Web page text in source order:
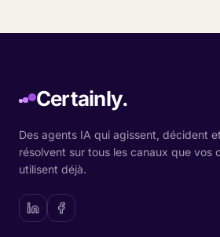
Certainly.
Des agents IA qui agissent, décident et
résolvent sur tous les canaux que vos
utilisent déjà.